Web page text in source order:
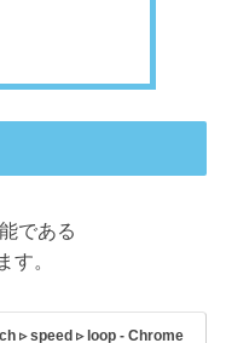
である
す。
▹ speed ▹ loop - Chrome